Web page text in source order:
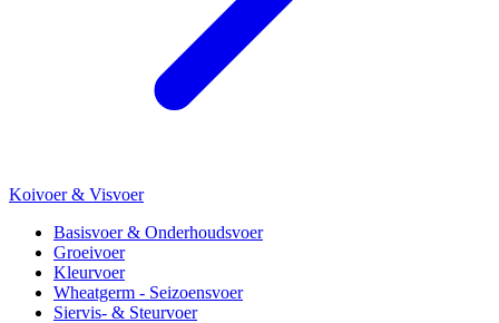
Koivoer & Visvoer
Basisvoer & Onderhoudsvoer
Groeivoer
Kleurvoer
Wheatgerm - Seizoensvoer
Siervis- & Steurvoer